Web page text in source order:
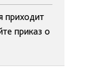
приходит
приказ о